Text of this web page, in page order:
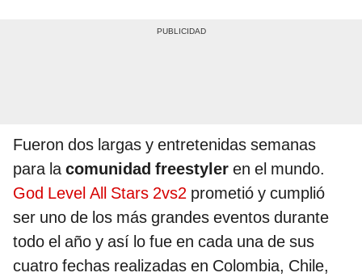
Fueron dos largas y entretenidas semanas
para lacomunidad freestyler en el mundo.
God Level All Stars 2vs2 prometió y cumplió
ser uno de los más grandes eventos durante
todo el año y así lo fue en cada una de sus
cuatro fechas realizadas en Colombia, Chile,